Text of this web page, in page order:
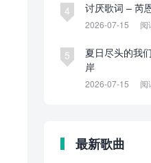
4 讨厌歌词 – 芮
2026-07-15 阅
5
夏日尽头的我
岸
2026-07-15 阅
最新歌曲